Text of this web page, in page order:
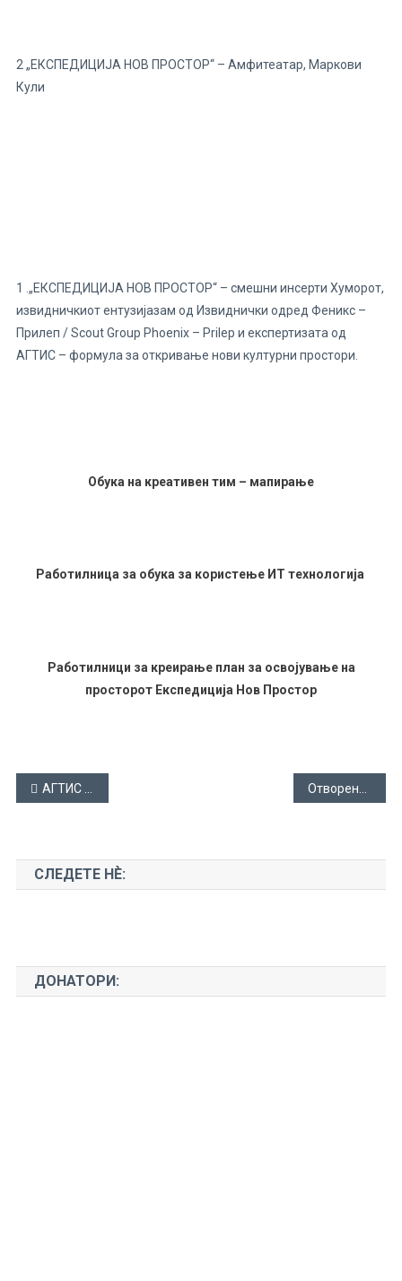
2 „ЕКСПЕДИЦИЈА НОВ ПРОСТОР“ – Амфитеатар, Маркови
Кули
1 .„ЕКСПЕДИЦИЈА НОВ ПРОСТОР“ – смешни инсерти Хуморот,
извидничкиот ентузијазам од Извиднички одред Феникс –
Прилеп / Scout Group Phoenix – Prilep и експертизата од
АГТИС – формула за откривање нови културни простори.
Обука на креативен тим – мапирање
Работилница за обука за користење ИТ технологија
Работилници за креирање план за освојување на
просторот Експедиција Нов Простор
Навигација
напис
АГТИС во медиумите
СЛЕДЕТЕ НЀ:
ДОНАТОРИ: